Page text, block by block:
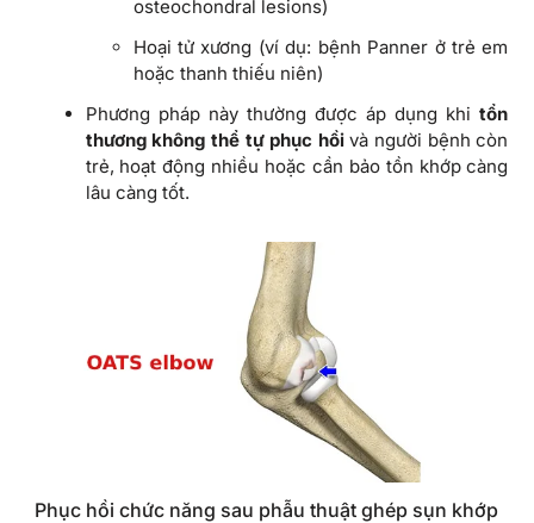
osteochondral lesions)
Hoại tử xương (ví dụ: bệnh Panner ở trẻ em
hoặc thanh thiếu niên)
Phương pháp này thường được áp dụng khitổn
thương không thể tự phục hồivà người bệnh còn
trẻ, hoạt động nhiều hoặc cần bảo tồn khớp càng
lâu càng tốt.
Phục hồi chức năng sau phẫu thuật ghép sụn khớp